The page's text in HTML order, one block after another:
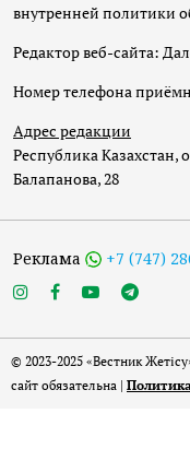
внутренней политики
Редактор веб-сайта:
Номер телефона
Адрес редакции
Республика Казахстан,
Балапанова, 28
Реклама +7 (747)
© 2023-2025 «Вестник
сайт обязательна |